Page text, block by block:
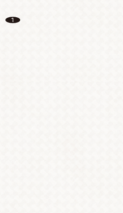
1